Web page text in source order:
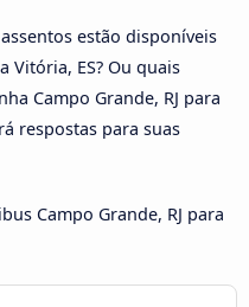
estão disponíveis
Vitória, ES? Ou quais
Campo Grande, RJ para
respostas para suas
Campo Grande, RJ para